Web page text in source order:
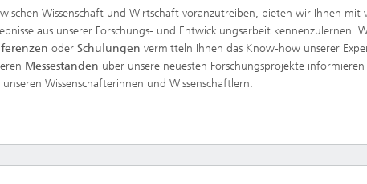
Wissenschaft und Wirtschaft voranzutreiben, bieten wir Ihnen mit
aus unserer Forschungs- und Entwicklungsarbeit kennenzulernen.
oder Schulungen vermitteln Ihnen das Know-how unserer
Messeständen über unsere neuesten Forschungsprojekte
Wissenschafterinnen und Wissenschaftlern.